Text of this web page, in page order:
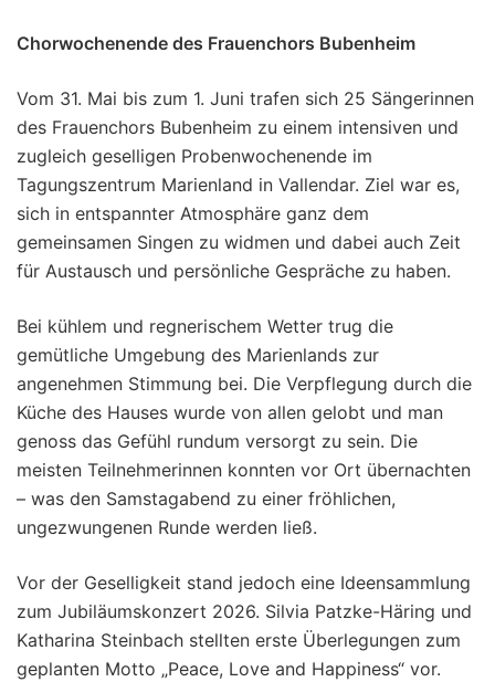
Chorwochenende des Frauenchors Bubenheim
Vom 31. Mai bis zum 1. Juni trafen sich 25 Sängerinnen
des Frauenchors Bubenheim zu einem intensiven und
zugleich geselligen Probenwochenende im
Tagungszentrum Marienland in Vallendar. Ziel war es,
sich in entspannter Atmosphäre ganz dem
gemeinsamen Singen zu widmen und dabei auch Zeit
für Austausch und persönliche Gespräche zu haben.
Bei kühlem und regnerischem Wetter trug die
gemütliche Umgebung des Marienlands zur
angenehmen Stimmung bei. Die Verpflegung durch die
Küche des Hauses wurde von allen gelobt und man
genoss das Gefühl rundum versorgt zu sein. Die
meisten Teilnehmerinnen konnten vor Ort übernachten
– was den Samstagabend zu einer fröhlichen,
ungezwungenen Runde werden ließ.
Vor der Geselligkeit stand jedoch eine Ideensammlung
zum Jubiläumskonzert 2026. Silvia Patzke-Häring und
Katharina Steinbach stellten erste Überlegungen zum
geplanten Motto „Peace, Love and Happiness“ vor.